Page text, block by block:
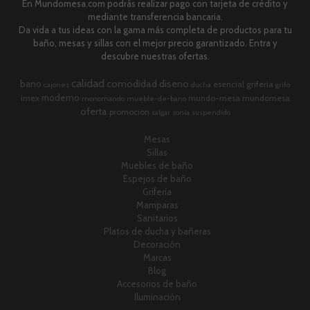
En Mundomesa.com podrás realizar pago con tarjeta de crédito y
mediante transferencia bancaria.
Da vida a tus ideas con la gama más completa de productos para tu
baño, mesas y sillas con el mejor precio garantizado. Entra y
descubre nuestras ofertas.
bano cajones calidad comodidad diseno ducha esencial griferia grifo
imex moderno monomando mueble-de-bano mundo-mesa mundomesa
oferta promocion salgar sonia suspendido
Mesas
Sillas
Muebles de baño
Espejos de baño
Grifería
Mamparas
Sanitarios
Platos de ducha y bañeras
Decoración
Marcas
Blog
Accesorios de baño
Iluminación